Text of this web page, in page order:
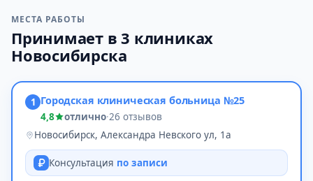
МЕСТА РАБОТЫ
Принимает в 3 клиниках
Новосибирска
1 Городская клиническая больница №25
4,8 отлично·26 отзывов
Новосибирск, Александра Невского ул, 1а
Консультация по записи